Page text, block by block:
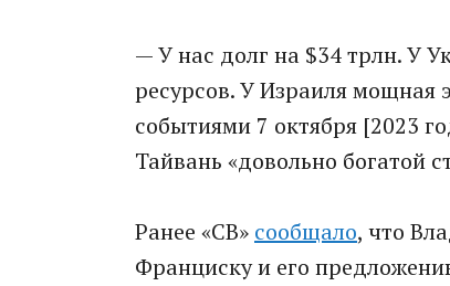
— У нас долг на $34 трлн. У
ресурсов. У Израиля мощная
событиями 7 октября [2023
Тайвань «довольно богатой
Ранее «СВ» сообщало, что
Франциску и его